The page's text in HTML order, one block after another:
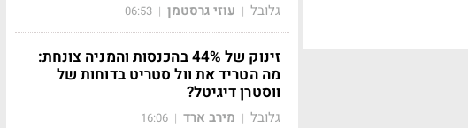
גלובל | עוזי גרסטמן |
06:53
זינוק של 44% בהכנסות והמניה צונחת:
מה הטריד את וול סטריט בדוחות של
ווסטרן דיגיטל?
גלובל | מירב ארד |
16:06